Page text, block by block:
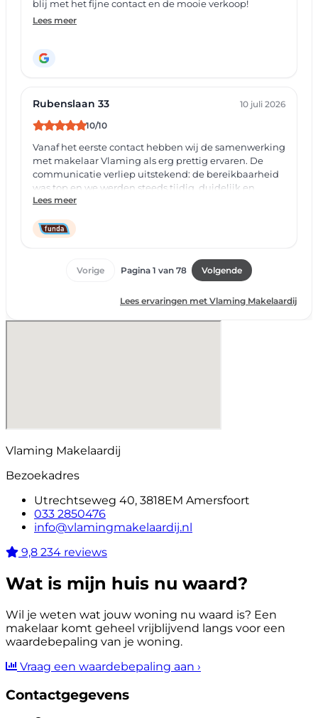
Vlaming Makelaardij
Bezoekadres
Utrechtseweg 40, 3818EM Amersfoort
033 2850476
info@vlamingmakelaardij.nl
9,8 234 reviews
Wat is mijn huis nu waard?
Wil je weten wat jouw woning nu waard is? Een
makelaar komt geheel vrijblijvend langs voor een
waardebepaling van je woning.
Vraag een waardebepaling aan ›
Contactgegevens